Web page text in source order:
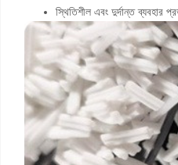
স্থিতিশীল এবং দুর্দান্ত ব্যবহার